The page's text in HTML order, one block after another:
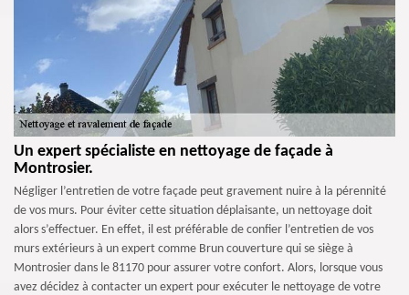
Un expert spécialiste en nettoyage de façade à
Montrosier.
Négliger l’entretien de votre façade peut gravement nuire à la pérennité
de vos murs. Pour éviter cette situation déplaisante, un nettoyage doit
alors s’effectuer. En effet, il est préférable de confier l’entretien de vos
murs extérieurs à un expert comme Brun couverture qui se siège à
Montrosier dans le 81170 pour assurer votre confort. Alors, lorsque vous
avez décidez à contacter un expert pour exécuter le nettoyage de votre